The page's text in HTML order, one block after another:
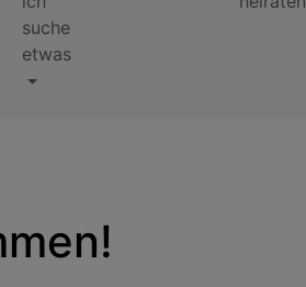
suche
etwas